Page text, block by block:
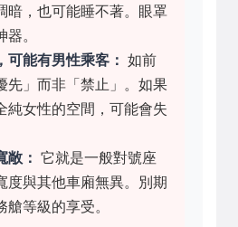
暗，也可能睡不著。眼罩
。
可能有男性乘客： 如前
先」而非「禁止」。如果
純女性的空間，可能會失
敞： 它就是一般對號座
度與其他車廂無異。別期
等級的享受。